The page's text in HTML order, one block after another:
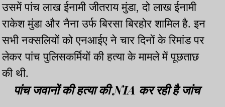
उसमें पांच लाख ईनामी जीतराय मुंडा, दो लाख ईनामी
राकेश मुंडा और नैना उर्फ बिरसा बिरहोर शामिल है. इन
सभी नक्सलियों को एनआईए ने चार दिनों के रिमांड पर
लेकर पांच पुलिसकर्मियों की हत्या के मामले में पूछताछ
की थी.
पांच जवानों की हत्या की NIA कर रही है जांच